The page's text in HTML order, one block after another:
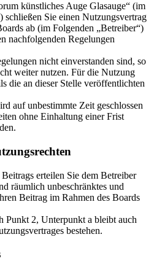
künstliches Auge Glasauge“ (im
schließen Sie einen Nutzungsvertrag
ab (im Folgenden „Betreiber“)
nachfolgenden Regelungen
nicht einverstanden sind, so
weiter nutzen. Für die Nutzung
die an dieser Stelle veröffentlichten
auf unbestimmte Zeit geschlossen
ohne Einhaltung einer Frist
erteilen Sie dem Betreiber
räumlich unbeschränktes und
Beitrag im Rahmen des Boards
Punkt 2, Unterpunkt a bleibt auch
bestehen.